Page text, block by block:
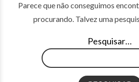
Parece que não conseguimos
procurando. Talvez uma
Pesquisar…